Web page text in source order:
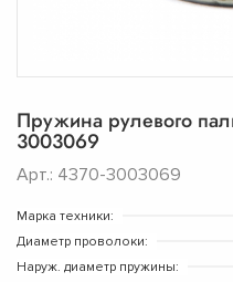
Пружина рулевого
3003069
Арт.: 4370-3003069
Марка техники:
Диаметр проволоки:
Наруж. диаметр пружины: